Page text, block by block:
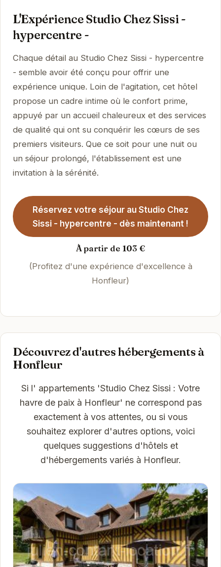
L'Expérience Studio Chez Sissi -
hypercentre -
Chaque détail au Studio Chez Sissi - hypercentre
- semble avoir été conçu pour offrir une
expérience unique. Loin de l'agitation, cet hôtel
propose un cadre intime où le confort prime,
appuyé par un accueil chaleureux et des services
de qualité qui ont su conquérir les cœurs de ses
premiers visiteurs. Que ce soit pour une nuit ou
un séjour prolongé, l'établissement est une
invitation à la sérénité.
Réservez votre séjour au Studio Chez
Sissi - hypercentre - dès maintenant !
À partir de 103 €
(Profitez d'une expérience d'excellence à
Honfleur)
Découvrez d'autres hébergements à
Honfleur
Si l' appartements 'Studio Chez Sissi : Votre
havre de paix à Honfleur' ne correspond pas
exactement à vos attentes, ou si vous
souhaitez explorer d'autres options, voici
quelques suggestions d'hôtels et
d'hébergements variés à Honfleur.